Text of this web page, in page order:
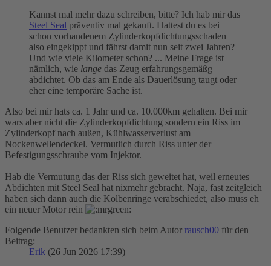
Kannst mal mehr dazu schreiben, bitte? Ich hab mir das
Steel Seal präventiv mal gekauft. Hattest du es bei
schon vorhandenem Zylinderkopfdichtungsschaden
also eingekippt und fährst damit nun seit zwei Jahren?
Und wie viele Kilometer schon? ... Meine Frage ist
nämlich, wie lange das Zeug erfahrungsgemäßg
abdichtet. Ob das am Ende als Dauerlösung taugt oder
eher eine temporäre Sache ist.
Also bei mir hats ca. 1 Jahr und ca. 10.000km gehalten. Bei mir
wars aber nicht die Zylinderkopfdichtung sondern ein Riss im
Zylinderkopf nach außen, Kühlwasserverlust am
Nockenwellendeckel. Vermutlich durch Riss unter der
Befestigungsschraube vom Injektor.
Hab die Vermutung das der Riss sich geweitet hat, weil erneutes
Abdichten mit Steel Seal hat nixmehr gebracht. Naja, fast zeitgleich
haben sich dann auch die Kolbenringe verabschiedet, also muss eh
ein neuer Motor rein
Folgende Benutzer bedankten sich beim Autor rausch00 für den
Beitrag:
Erik (26 Jun 2026 17:39)